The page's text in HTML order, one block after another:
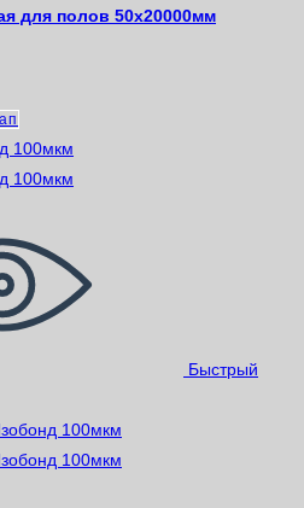
для полов 50х20000мм
Быстрый